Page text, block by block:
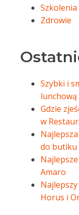
Szkolenia
Zdrowie
Szybki i
lunchową
Gdzie
w
do butiku
Amaro
Horus i